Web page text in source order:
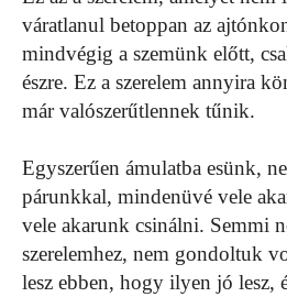
váratlanul betoppan az
mindvégig a szemünk előtt,
észre. Ez a szerelem annyira
már valószerűtlennek tűnik.
Egyszerűen ámulatba esünk,
párunkkal, mindenüvé vele
vele akarunk csinálni. Semmi
szerelemhez, nem gondoltuk
lesz ebben, hogy ilyen jó lesz,